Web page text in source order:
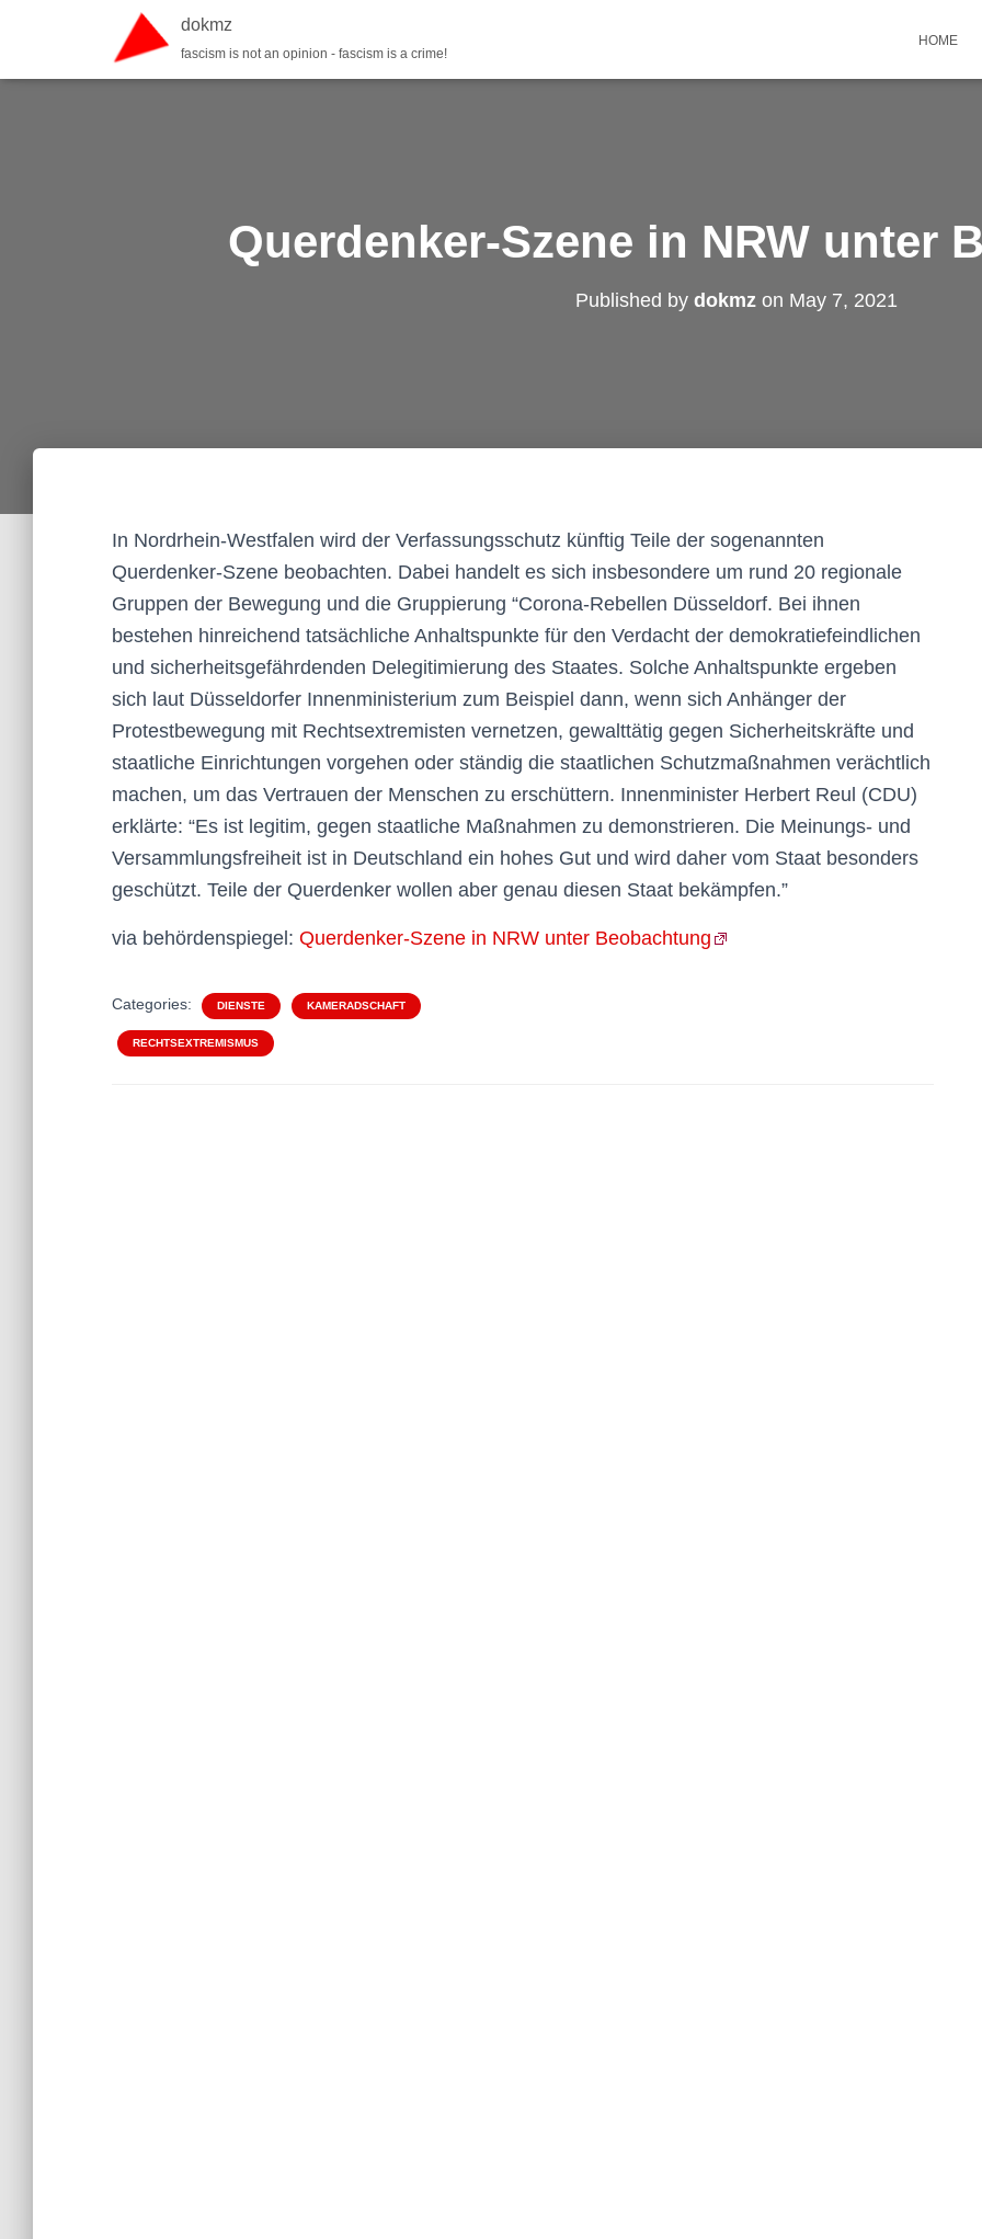
dokmz
fascism is not an opinion - fascism is a crime!
HOME
Querdenker-Szene in NRW unter
Published by dokmz on May 7, 2021
In Nordrhein-Westfalen wird der Verfassungsschutz künftig Teile der sogenannten
Querdenker-Szene beobachten. Dabei handelt es sich insbesondere um rund 20 regionale
Gruppen der Bewegung und die Gruppierung “Corona-Rebellen Düsseldorf. Bei ihnen
bestehen hinreichend tatsächliche Anhaltspunkte für den Verdacht der demokratiefeindlichen
und sicherheitsgefährdenden Delegitimierung des Staates. Solche Anhaltspunkte ergeben
sich laut Düsseldorfer Innenministerium zum Beispiel dann, wenn sich Anhänger der
Protestbewegung mit Rechtsextremisten vernetzen, gewalttätig gegen Sicherheitskräfte und
staatliche Einrichtungen vorgehen oder ständig die staatlichen Schutzmaßnahmen verächtlich
machen, um das Vertrauen der Menschen zu erschüttern. Innenminister Herbert Reul (CDU)
erklärte: “Es ist legitim, gegen staatliche Maßnahmen zu demonstrieren. Die Meinungs- und
Versammlungsfreiheit ist in Deutschland ein hohes Gut und wird daher vom Staat besonders
geschützt. Teile der Querdenker wollen aber genau diesen Staat bekämpfen.”
via behördenspiegel: Querdenker-Szene in NRW unter Beobachtung
Categories: DIENSTE KAMERADSCHAFT
RECHTSEXTREMISMUS